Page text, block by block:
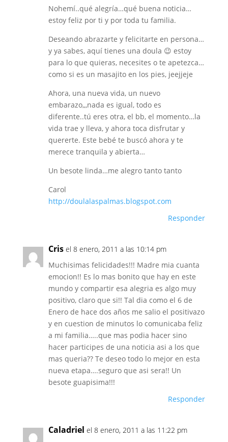
Nohemí..qué alegría…qué buena noticia…
estoy feliz por ti y por toda tu familia.
Deseando abrazarte y felicitarte en persona…
y ya sabes, aquí tienes una doula 😉 estoy
para lo que quieras, necesites o te apetezca…
como si es un masajito en los pies, jeejjeje
Ahora, una nueva vida, un nuevo
embarazo,,,nada es igual, todo es
diferente..tú eres otra, el bb, el momento…la
vida trae y lleva, y ahora toca disfrutar y
quererte. Este bebé te buscó ahora y te
merece tranquila y abierta…
Un besote linda…me alegro tanto tanto
Carol
http://doulalaspalmas.blogspot.com
Responder
Cris el 8 enero, 2011 a las 10:14 pm
Muchisimas felicidades!!! Madre mia cuanta
emocion!! Es lo mas bonito que hay en este
mundo y compartir esa alegria es algo muy
positivo, claro que si!! Tal dia como el 6 de
Enero de hace dos años me salio el positivazo
y en cuestion de minutos lo comunicaba feliz
a mi familia…..que mas podia hacer sino
hacer participes de una noticia asi a los que
mas queria?? Te deseo todo lo mejor en esta
nueva etapa….seguro que asi sera!! Un
besote guapisima!!!
Responder
Caladriel el 8 enero, 2011 a las 11:22 pm